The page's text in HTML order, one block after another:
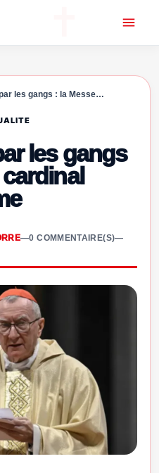
les gangs : la Messe…
les gangs
—0 COMMENTAIRE(S)—